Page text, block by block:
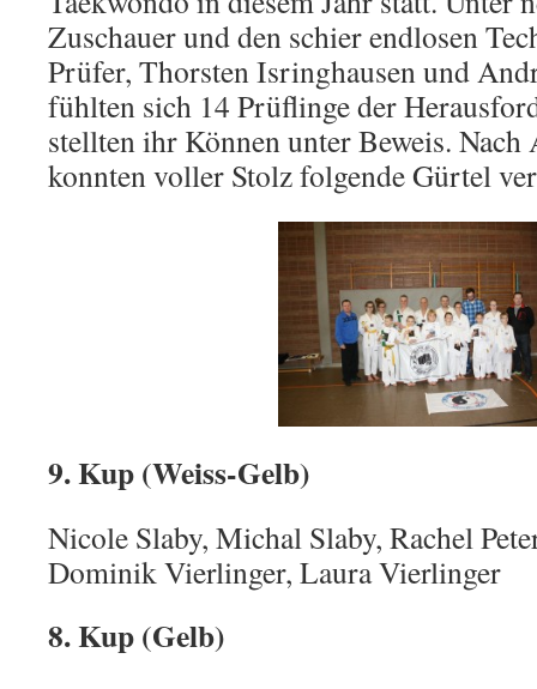
Zuschauer und den schier endlosen
Prüfer, Thorsten Isringhausen und
fühlten sich 14 Prüflinge der
stellten ihr Können unter Beweis.
konnten voller Stolz folgende Gürtel
9. Kup (Weiss-Gelb)
Nicole Slaby, Michal Slaby, Rachel
Dominik Vierlinger, Laura Vierlinger
8. Kup (Gelb)